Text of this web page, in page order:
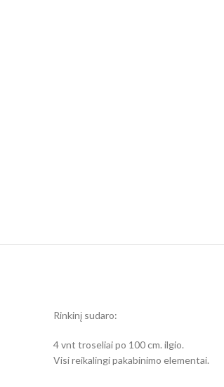
Rinkinį sudaro:
4 vnt troseliai po 100 cm. ilgio.
Visi reikalingi pakabinimo elementai.